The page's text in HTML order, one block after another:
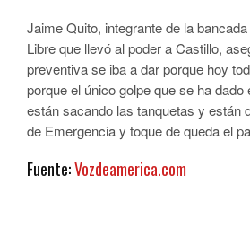
Jaime Quito, integrante de la
Libre que llevó al poder a Castillo,
preventiva se iba a dar porque hoy
porque el único golpe que se ha
están sacando las tanquetas y están
de Emergencia y toque de queda el
Fuente:Vozdeamerica.com